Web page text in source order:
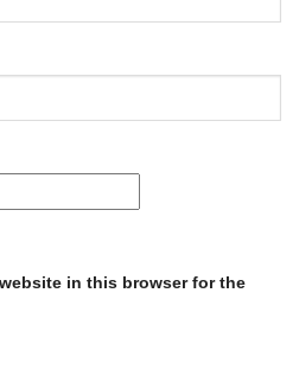
in this browser for the